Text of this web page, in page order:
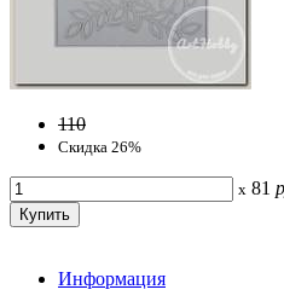
110
Скидка 26%
x 81
Информация